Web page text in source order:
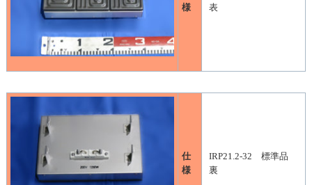
様
表
仕
様
IRP21.2-32 標準品
裏